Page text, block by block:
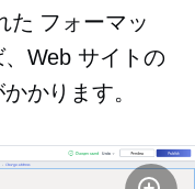
た フォーマッ
Web サイトの
かります。